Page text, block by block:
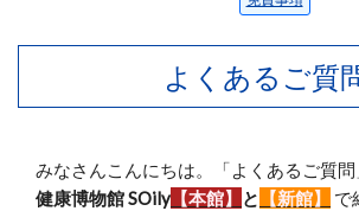
よくあるご質
みなさんこんにちは。「よくあるご質
健康博物館 SOily 【本館】 と 【新館】
で